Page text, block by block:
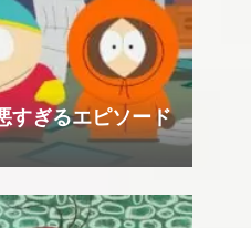
すぎるエピソード